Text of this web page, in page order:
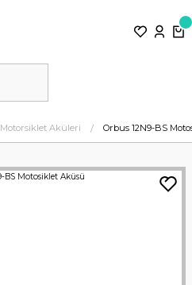
Motorsiklet Aküleri Orbus 12N9-BS